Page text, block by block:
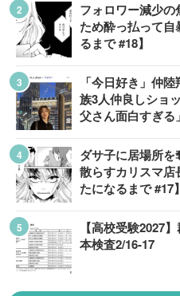
フォロワー減少
ため酔っ払って
るまで #18】
「今日好き」仲
族3人仲良しショ
父さん面白すぎる
ダサ子に居場所
散らすカリスマ
たになるまで #17】
【高校受験2027
本検査2/16-17